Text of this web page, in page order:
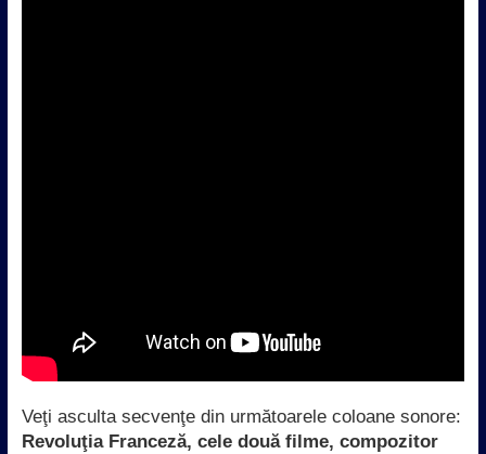
Veţi asculta secvenţe din următoarele coloane sonore:
Revoluţia Franceză, cele două filme, compozitor